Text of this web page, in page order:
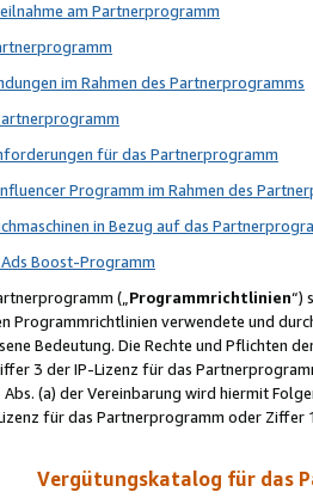
am Partnerprogramm
im Rahmen des Partnerprogramms
für das Partnerprogramm
Programm im Rahmen des
in Bezug auf das
Boost-Programm
(„Programmrichtlinien“)
Programmrichtlinien verwendete und
Bedeutung. Die Rechte und Pflichten
3 der IP-Lizenz für das
(a) der Vereinbarung wird hiermit
für das Partnerprogramm oder
Vergütungskatalog für das